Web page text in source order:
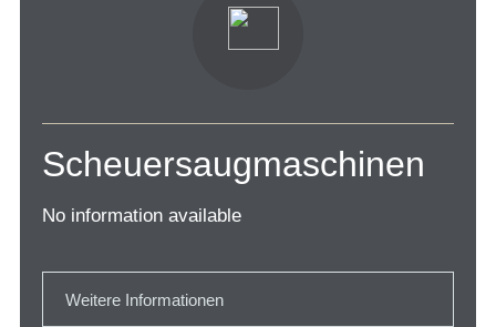
Scheuersaugmaschinen
No information available
Weitere Informationen